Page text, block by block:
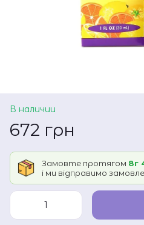
В наличии
672 грн
Замовте протягом 8г
і ми відправимо